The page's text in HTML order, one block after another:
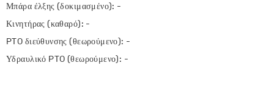
Μπάρα έλξης (δοκιμασμένο): -
Κινητήρας (καθαρό): -
PTO διεύθυνσης (θεωρούμενο): -
Υδραυλικό PTO (θεωρούμενο): -